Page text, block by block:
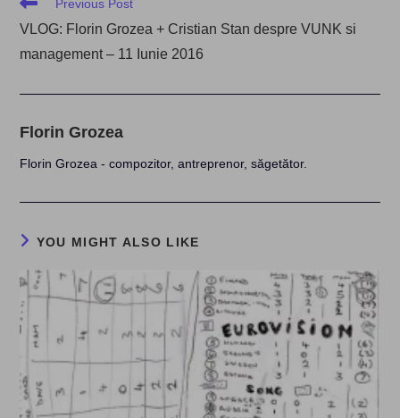
articles
Previous Post
VLOG: Florin Grozea + Cristian Stan despre VUNK si
management – 11 Iunie 2016
Florin Grozea
Florin Grozea - compozitor, antreprenor, săgetător.
YOU MIGHT ALSO LIKE